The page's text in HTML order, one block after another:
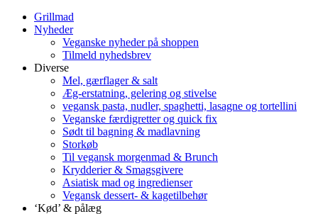
Grillmad
Nyheder
Veganske nyheder på shoppen
Tilmeld nyhedsbrev
Diverse
Mel, gærflager & salt
Æg-erstatning, gelering og stivelse
vegansk pasta, nudler, spaghetti, lasagne og tortellini
Veganske færdigretter og quick fix
Sødt til bagning & madlavning
Storkøb
Til vegansk morgenmad & Brunch
Krydderier & Smagsgivere
Asiatisk mad og ingredienser
Vegansk dessert- & kagetilbehør
‘Kød’ & pålæg